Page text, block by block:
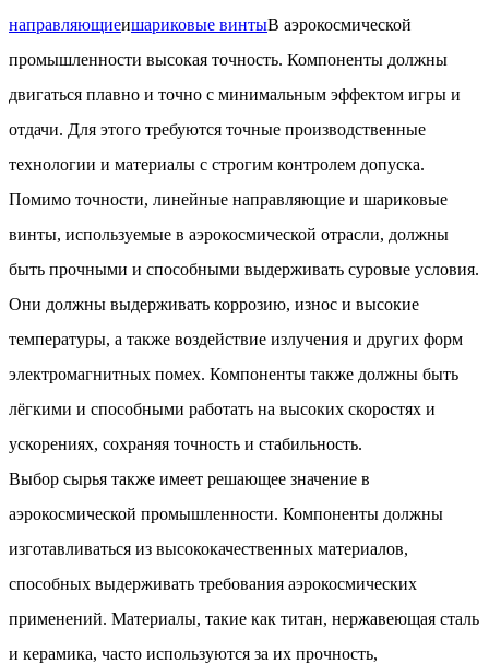
направляющиеишариковые винтыВ аэрокосмической
промышленности высокая точность. Компоненты должны
двигаться плавно и точно с минимальным эффектом игры и
отдачи. Для этого требуются точные производственные
технологии и материалы с строгим контролем допуска.
Помимо точности, линейные направляющие и шариковые
винты, используемые в аэрокосмической отрасли, должны
быть прочными и способными выдерживать суровые условия.
Они должны выдерживать коррозию, износ и высокие
температуры, а также воздействие излучения и других форм
электромагнитных помех. Компоненты также должны быть
лёгкими и способными работать на высоких скоростях и
ускорениях, сохраняя точность и стабильность.
Выбор сырья также имеет решающее значение в
аэрокосмической промышленности. Компоненты должны
изготавливаться из высококачественных материалов,
способных выдерживать требования аэрокосмических
применений. Материалы, такие как титан, нержавеющая сталь
и керамика, часто используются за их прочность,